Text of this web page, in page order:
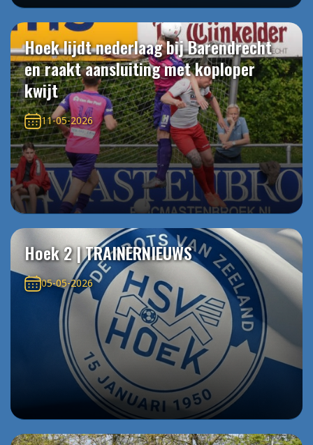
Hoek lijdt nederlaag bij Barendrecht
en raakt aansluiting met koploper
kwijt
11-05-2026
Hoek 2 | TRAINERNIEUWS
05-05-2026